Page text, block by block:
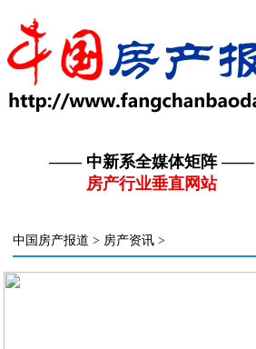
—— 中新系全媒体矩阵 ——
房产行业垂直网站
中国房产报道 > 房产资讯 >